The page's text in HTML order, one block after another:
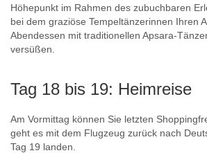
Höhepunkt im Rahmen des zubuchbaren
bei dem graziöse Tempeltänzerinnen Ihren
Abendessen mit traditionellen Apsara-
versüßen.
Tag 18 bis 19: Heimreise
Am Vormittag können Sie letzten
geht es mit dem Flugzeug zurück nach
Tag 19 landen.